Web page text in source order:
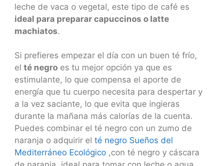
leche de vaca o vegetal, este tipo de café es
ideal para preparar capuccinos o latte
machiatos.
Si prefieres empezar el día con un buen té frío,
el té negro es tu mejor opción ya que es
estimulante, lo que compensa el aporte de
energía que tu cuerpo necesita para despertar y
a la vez saciante, lo que evita que ingieras
durante la mañana más calorías de la cuenta.
Puedes combinar el té negro con un zumo de
naranja o adquirir el té negro Sueños del
Mediterráneo Ecológico ,con té negro y cáscara